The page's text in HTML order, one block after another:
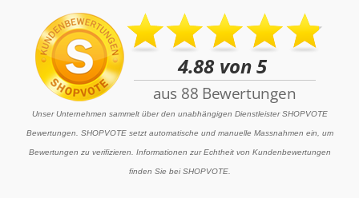
Unser Unternehmen sammelt über den unabhängigen Dienstleister SHOPVOTE
Bewertungen. SHOPVOTE setzt automatische und manuelle Massnahmen ein, um
Bewertungen zu verifizieren. Informationen zur Echtheit von Kundenbewertungen
finden Sie bei SHOPVOTE.